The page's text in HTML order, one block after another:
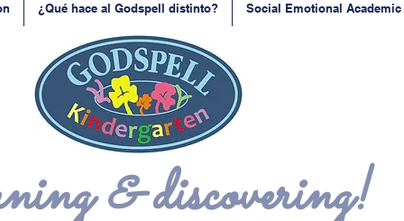
¿Qué hace al Godspell distinto? Social Emotional Academic
& discovering!